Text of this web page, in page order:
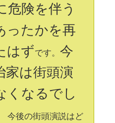
危険を伴う
ったかを再
はずです。 今
家は街頭演
くなるでし
今後の街頭演説はど